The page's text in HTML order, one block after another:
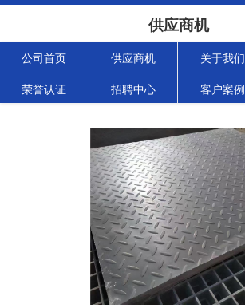
供应商机
公司首页 供应商机 关于我们
荣誉认证 招聘中心 客户案例